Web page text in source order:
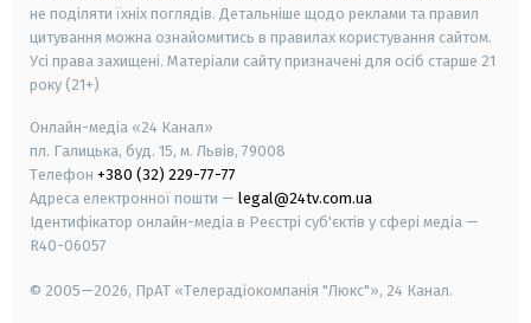
не поділяти їхніх поглядів. Детальніше щодо реклами та правил
цитування можна ознайомитись в правилах користування сайтом.
Усі права захищені. Матеріали сайту призначені для осіб старше 21
року (21+)
Онлайн-медіа «24 Канал»
пл. Галицька, буд. 15, м. Львів, 79008
Телефон +380 (32) 229-77-77
Адреса електронної пошти — legal@24tv.com.ua
Ідентифікатор онлайн-медіа в Реєстрі суб'єктів у сфері медіа —
R40-06057
© 2005—2026, ПрАТ «Телерадіокомпанія "Люкс"», 24 Канал.